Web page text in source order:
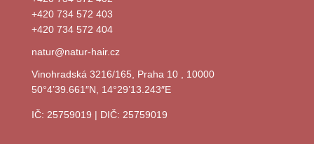
+420 734 572 403
+420 734 572 404
natur@natur-hair.cz
Vinohradská 3216/165, Praha 10 , 10000
50°4’39.661″N, 14°29’13.243″E
IČ: 25759019 | DIČ: 25759019